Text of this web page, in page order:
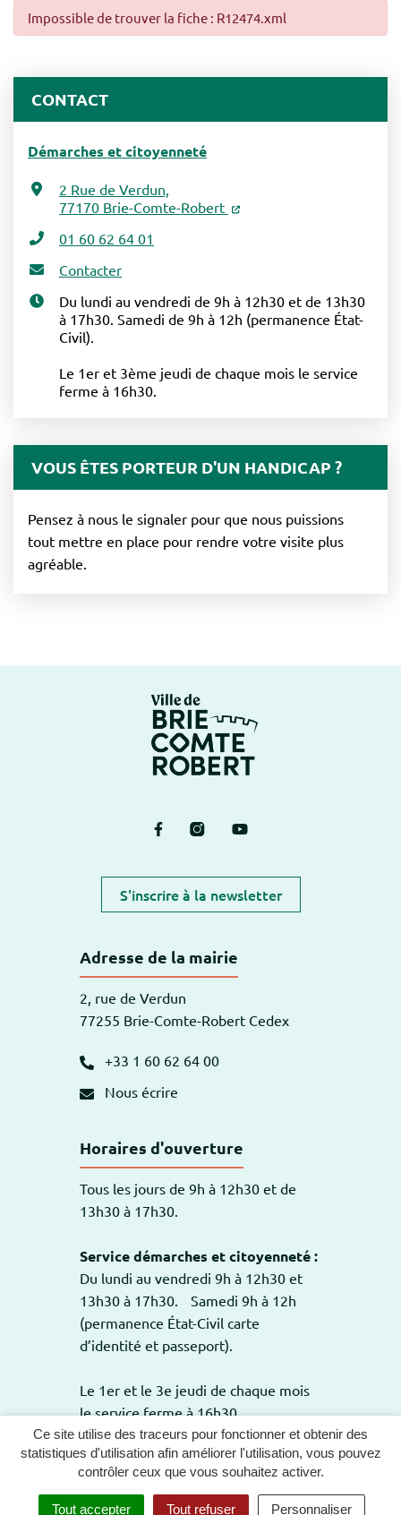
Ce site utilise des traceurs pour fonctionner et obtenir des
statistiques d'utilisation afin améliorer l'utilisation, vous pouvez
contrôler ceux que vous souhaitez activer.
Tout accepter Tout refuser Personnaliser
Impossible de trouver la fiche : R12474.xml
CONTACT
Démarches et citoyenneté
2 Rue de Verdun,
77170 Brie-Comte-Robert
01 60 62 64 01
Contacter
Du lundi au vendredi de 9h à 12h30 et de 13h30
à 17h30. Samedi de 9h à 12h (permanence État-
Civil).
Le 1er et 3ème jeudi de chaque mois le service
ferme à 16h30.
VOUS ÊTES PORTEUR D'UN HANDICAP ?
Pensez à nous le signaler pour que nous puissions
tout mettre en place pour rendre votre visite plus
agréable.
Lien vers le compte Facebook
Lien vers le compte Instagram
Lien vers la chaîne
S'inscrire à la newsletter
Adresse de la mairie
2, rue de Verdun
77255 Brie-Comte-Robert Cedex
+33 1 60 62 64 00
Nous écrire
Horaires d'ouverture
Tous les jours de 9h à 12h30 et de
13h30 à 17h30.
Service démarches et citoyenneté :
Du lundi au vendredi 9h à 12h30 et
13h30 à 17h30. Samedi 9h à 12h
(permanence État-Civil carte
d’identité et passeport).
Le 1er et le 3e jeudi de chaque mois
le service ferme à 16h30.
GESTION DES COOKIES
PLAN DU SITE